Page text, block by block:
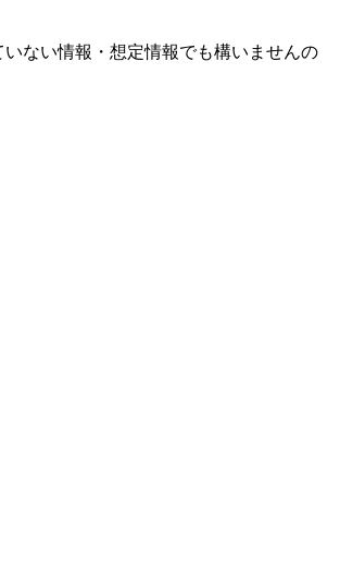
ない情報・想定情報でも構いませんの